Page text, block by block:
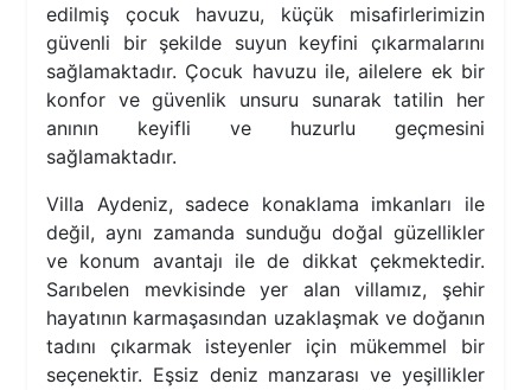
edilmiş çocuk havuzu, küçük misafirlerimizin
güvenli bir şekilde suyun keyfini çıkarmalarını
sağlamaktadır. Çocuk havuzu ile, ailelere ek bir
konfor ve güvenlik unsuru sunarak tatilin her
anının keyifli ve huzurlu geçmesini
sağlamaktadır.
Villa Aydeniz, sadece konaklama imkanları ile
değil, aynı zamanda sunduğu doğal güzellikler
ve konum avantajı ile de dikkat çekmektedir.
Sarıbelen mevkisinde yer alan villamız, şehir
hayatının karmaşasından uzaklaşmak ve doğanın
tadını çıkarmak isteyenler için mükemmel bir
seçenektir. Eşsiz deniz manzarası ve yeşillikler